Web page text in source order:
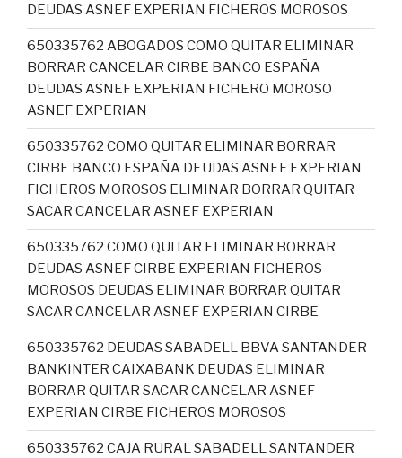
DEUDAS ASNEF EXPERIAN FICHEROS MOROSOS
650335762 ABOGADOS COMO QUITAR ELIMINAR
BORRAR CANCELAR CIRBE BANCO ESPAÑA
DEUDAS ASNEF EXPERIAN FICHERO MOROSO
ASNEF EXPERIAN
650335762 COMO QUITAR ELIMINAR BORRAR
CIRBE BANCO ESPAÑA DEUDAS ASNEF EXPERIAN
FICHEROS MOROSOS ELIMINAR BORRAR QUITAR
SACAR CANCELAR ASNEF EXPERIAN
650335762 COMO QUITAR ELIMINAR BORRAR
DEUDAS ASNEF CIRBE EXPERIAN FICHEROS
MOROSOS DEUDAS ELIMINAR BORRAR QUITAR
SACAR CANCELAR ASNEF EXPERIAN CIRBE
650335762 DEUDAS SABADELL BBVA SANTANDER
BANKINTER CAIXABANK DEUDAS ELIMINAR
BORRAR QUITAR SACAR CANCELAR ASNEF
EXPERIAN CIRBE FICHEROS MOROSOS
650335762 CAJA RURAL SABADELL SANTANDER